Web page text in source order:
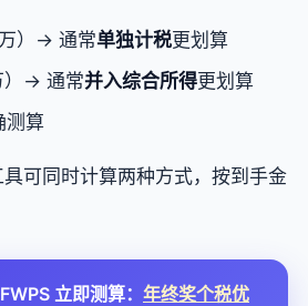
万）→ 通常单独计税更划算
）→ 通常并入综合所得更划算
测算
可同时计算两种方式，按到手金
立即测算： 年终奖个税优